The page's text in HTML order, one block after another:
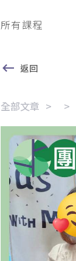
所有課程
返回
全部文章